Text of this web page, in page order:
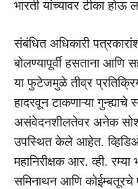
भारती यांच्यावर टीका होऊ
संबंधित अधिकारी
बोलण्यापूर्वी हसताना
या फुटेजमुळे तीव्र
हादरवून टाकणाऱ्या
असंवेदनशीलतेवर अनेक सोशल
उपस्थित केले आहेत.
महानिरीक्षक आर. व्ही.
समिनाथन आणि कोईम्बतूरचे